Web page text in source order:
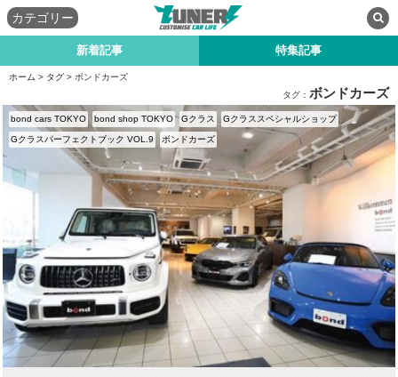
カテゴリー
新着記事 特集記事
ホーム > タグ > ボンドカーズ
タグ： ボンドカーズ
bond cars TOKYO bond shop TOKYO Gクラス Gクラススペシャルショップ
Gクラスパーフェクトブック VOL.9 ボンドカーズ